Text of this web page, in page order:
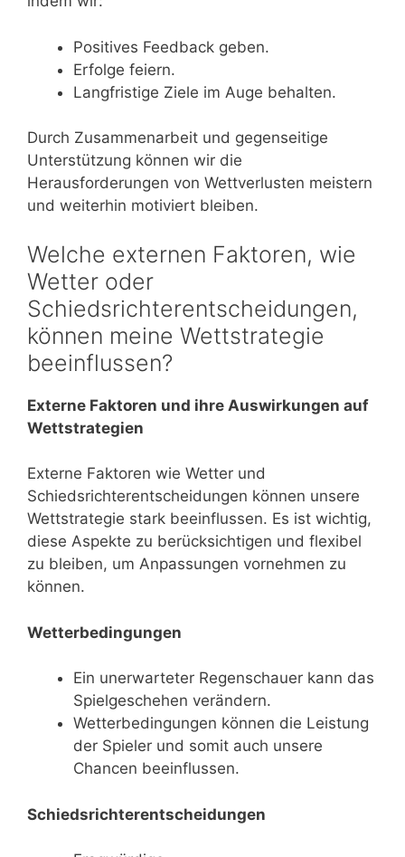
Positives Feedback geben.
Erfolge feiern.
Langfristige Ziele im Auge behalten.
Durch Zusammenarbeit und gegenseitige
Unterstützung können wir die
Herausforderungen von Wettverlusten meistern
und weiterhin motiviert bleiben.
Welche externen Faktoren, wie
Wetter oder
Schiedsrichterentscheidungen,
können meine Wettstrategie
beeinflussen?
Externe Faktoren und ihre Auswirkungen auf
Wettstrategien
Externe Faktoren wie Wetter und
Schiedsrichterentscheidungen können unsere
Wettstrategie stark beeinflussen. Es ist wichtig,
diese Aspekte zu berücksichtigen und flexibel
zu bleiben, um Anpassungen vornehmen zu
können.
Wetterbedingungen
Ein unerwarteter Regenschauer kann das
Spielgeschehen verändern.
Wetterbedingungen können die Leistung
der Spieler und somit auch unsere
Chancen beeinflussen.
Schiedsrichterentscheidungen